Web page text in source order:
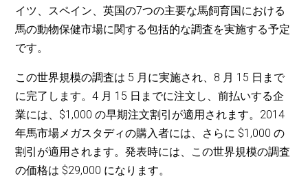
イツ、スペイン、英国の7つの主要な馬飼育国における
馬の動物保健市場に関する包括的な調査を実施する予定
です。
この世界規模の調査は 5 月に実施され、8 月 15 日まで
に完了します。4 月 15 日までに注文し、前払いする企
業には、$1,000 の早期注文割引が適用されます。2014
年馬市場メガスタディの購入者には、さらに $1,000 の
割引が適用されます。発表時には、この世界規模の調査
の価格は $29,000 になります。